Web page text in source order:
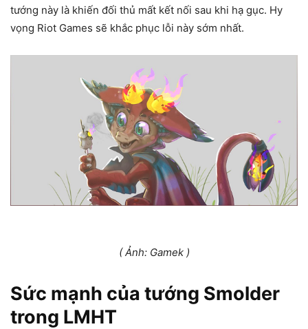
tướng này là khiến đối thủ mất kết nối sau khi hạ gục. Hy
vọng Riot Games sẽ khắc phục lỗi này sớm nhất.
( Ảnh: Gamek )
Sức mạnh của tướng Smolder
trong LMHT